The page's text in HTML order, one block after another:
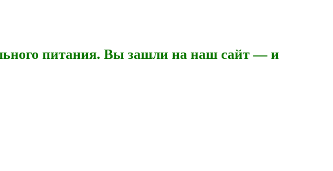
питания. Вы зашли на наш сайт — и